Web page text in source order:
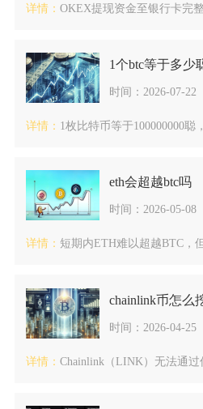
详情： OKEX提现资金至银行卡完整流程
1个btc等于多少
时间：2026-07-22
详情： 1枚比特币等于100000000聪
eth会超越btc吗
时间：2026-05-08
详情： 短期内ETH难以超越BTC，但长
chainlink币怎么
时间：2026-04-25
详情： Chainlink（LINK）无法通过